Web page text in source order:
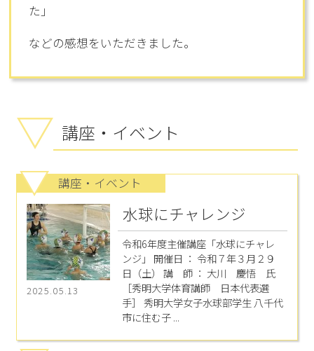
た」
などの感想をいただきました。
講座・イベント
講座・イベント
2025.05.13
水球にチャレンジ
令和6年度主催講座「水球にチャレ
ンジ」 開催日 ： 令和７年３月２９
日（土） 講 師 ： 大川 慶悟 氏
［秀明大学体育講師 日本代表選
手］ 秀明大学女子水球部学生 八千代
市に住む子 ...